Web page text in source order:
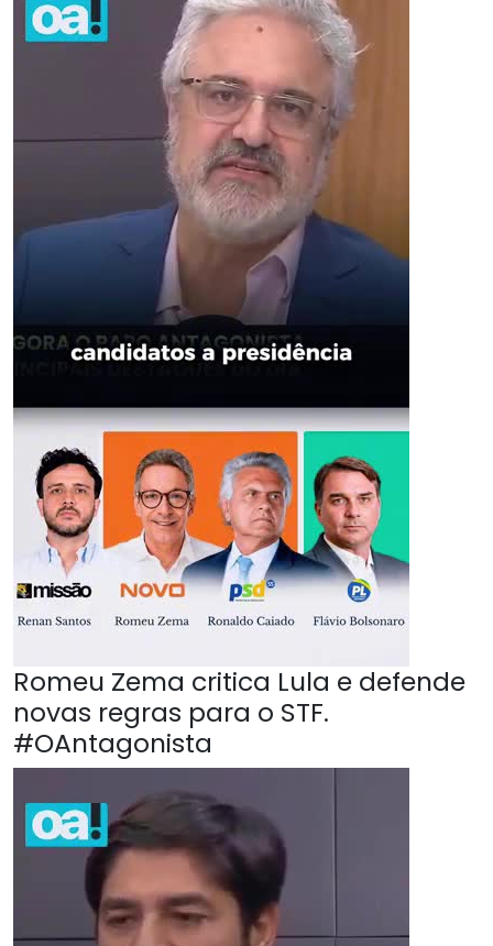
Romeu Zema critica Lula e defende
novas regras para o STF.
#OAntagonista